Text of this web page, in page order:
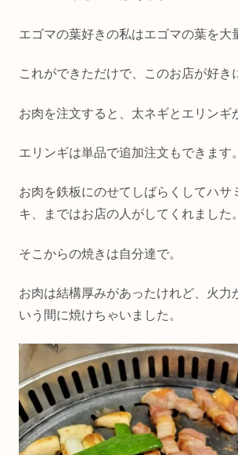
エゴマの葉好きの私はエゴマの葉を大
これができただけで、このお店が好き
お肉を注文すると、太ネギとエリンギ
エリンギは単品で追加注文もできます。
お肉を鉄板にのせてしばらくしてハサ
キ、まではお店の人がしてくれました。
そこからの焼きは自分達で。
お肉は結構厚みがあったけれど、火力
いう間に焼けちゃいました。